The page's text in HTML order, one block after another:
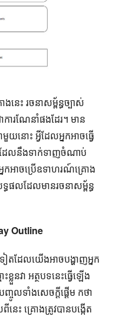
េះ រចនាសម្ព័ន្ធច្បាស់
ារណែនាំផងដែរ។ មាន
យនោះ អ្វីដែលអ្នកអាចធ្វើ
ដែលនឹងទាក់ទាញចំណាប់
នក​អាច​ប្រើ​ឧទាហរណ៍​គ្រោង​
ផល​ដែល​មាន​រចនាសម្ព័ន្ធ​
Outline
ត​ដែល​យើង​អាច​បង្ហាញ​អ្នក​
ខ្លួន​វា អត្ថបទ​នេះ​ធ្វើ​ឡើង​
ចូល​ទាំង​សេចក្តី​ផ្តើម កថា
េះ គ្រោង​ត្រូវ​បាន​បង្កើត​